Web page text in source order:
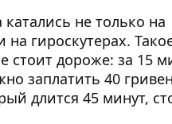
катались не только на
на гироскутерах.
стоит дороже: за 15
заплатить 40
длится 45 минут,